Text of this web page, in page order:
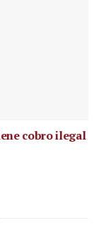
cobro ilegal